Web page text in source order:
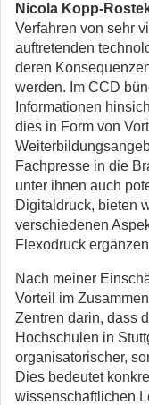
Nicola Kopp-
Verfahren von sehr
auftretenden
deren
werden. Im CCD
Informationen
dies in Form von
Fachpresse in die
unter ihnen auch
Digitaldruck, bieten
verschiedenen
Flexodruck
Nach meiner
Vorteil im
Zentren darin, dass
Hochschulen in
organisatorischer,
Dies bedeutet
wissenschaftlichen